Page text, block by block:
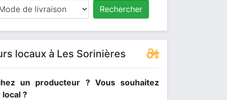
Rechercher
locaux à Les Sorinières
un producteur ? Vous souhaitez
?